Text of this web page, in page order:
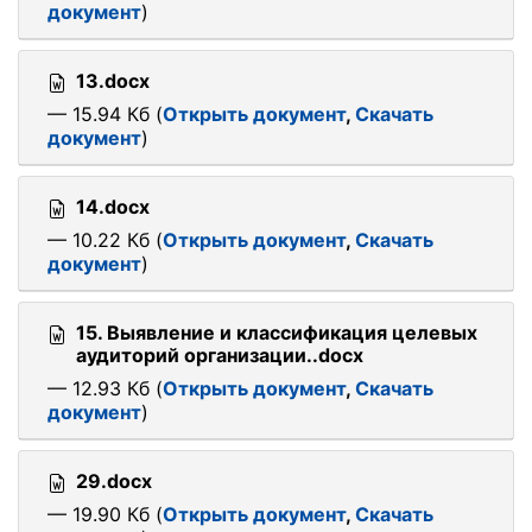
документ)
13.docx
— 15.94 Кб (Открыть документ, Скачать
документ)
14.docx
— 10.22 Кб (Открыть документ, Скачать
документ)
15. Выявление и классификация целевых
аудиторий организации..docx
— 12.93 Кб (Открыть документ, Скачать
документ)
29.docx
— 19.90 Кб (Открыть документ, Скачать